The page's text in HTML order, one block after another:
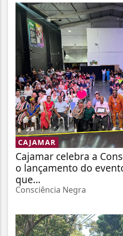
CAJAMAR
Cajamar celebra a
o lançamento do
que...
Consciência Negra